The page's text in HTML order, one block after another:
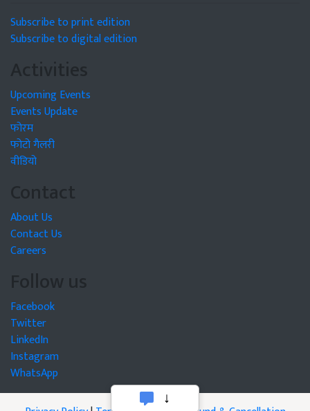
Subscribe to print edition
Subscribe to digital edition
Activities
Upcoming Events
Events Update
फोरम
फोटो गैलरी
वीडियो
Contact
About Us
Contact Us
Careers
Follow us
Facebook
Twitter
LinkedIn
Instagram
WhatsApp